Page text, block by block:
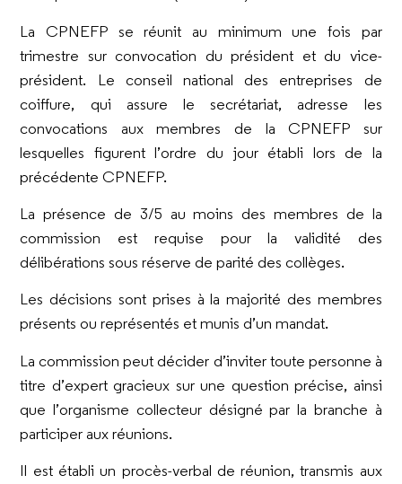
La CPNEFP se réunit au minimum une fois par
trimestre sur convocation du président et du vice-
président. Le conseil national des entreprises de
coiffure, qui assure le secrétariat, adresse les
convocations aux membres de la CPNEFP sur
lesquelles figurent l’ordre du jour établi lors de la
précédente CPNEFP.
La présence de 3/5 au moins des membres de la
commission est requise pour la validité des
délibérations sous réserve de parité des collèges.
Les décisions sont prises à la majorité des membres
présents ou représentés et munis d’un mandat.
La commission peut décider d’inviter toute personne à
titre d’expert gracieux sur une question précise, ainsi
que l’organisme collecteur désigné par la branche à
participer aux réunions.
Il est établi un procès-verbal de réunion, transmis aux